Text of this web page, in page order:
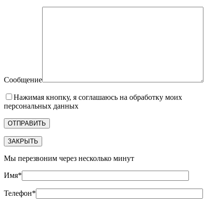
Сообщение
Нажимая кнопку, я соглашаюсь на обработку моих
персональных данных
ЗАКРЫТЬ
Мы перезвоним через несколько минут
Имя*
Телефон*